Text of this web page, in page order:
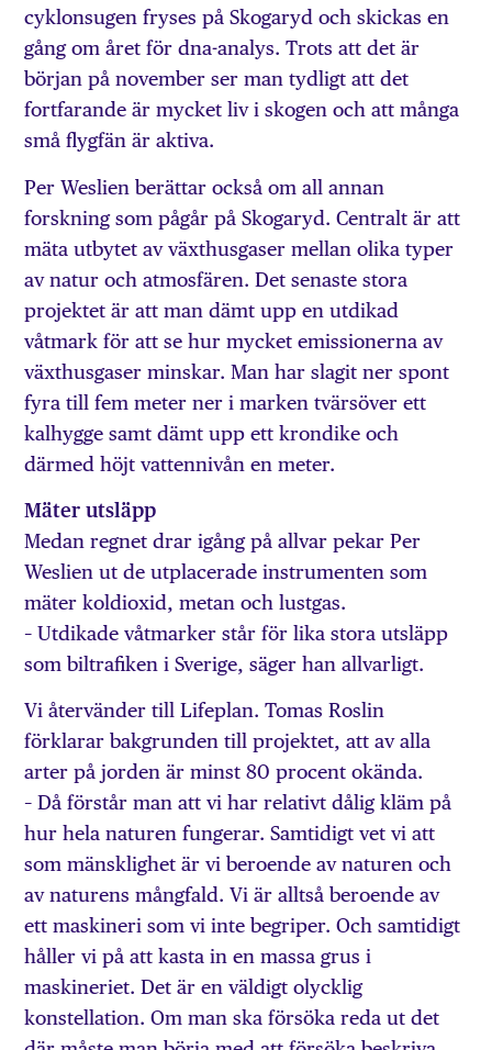
cyklonsugen fryses på Skogaryd och skickas en
gång om året för dna-analys. Trots att det är
början på november ser man tydligt att det
fortfarande är mycket liv i skogen och att många
små flygfän är aktiva.
Per Weslien berättar också om all annan
forskning som pågår på Skogaryd. Centralt är att
mäta utbytet av växthusgaser mellan olika typer
av natur och atmosfären. Det senaste stora
projektet är att man dämt upp en utdikad
våtmark för att se hur mycket emissionerna av
växthusgaser minskar. Man har slagit ner spont
fyra till fem meter ner i marken tvärsöver ett
kalhygge samt dämt upp ett krondike och
därmed höjt vattennivån en meter.
Mäter utsläpp
Medan regnet drar igång på allvar pekar Per
Weslien ut de utplacerade instrumenten som
mäter koldioxid, metan och lustgas.
– Utdikade våtmarker står för lika stora utsläpp
som biltrafiken i Sverige, säger han allvarligt.
Vi återvänder till Lifeplan. Tomas Roslin
förklarar bakgrunden till projektet, att av alla
arter på jorden är minst 80 procent okända.
– Då förstår man att vi har relativt dålig kläm på
hur hela naturen fungerar. Samtidigt vet vi att
som mänsklighet är vi beroende av naturen och
av naturens mångfald. Vi är alltså beroende av
ett maskineri som vi inte begriper. Och samtidigt
håller vi på att kasta in en massa grus i
maskineriet. Det är en väldigt olycklig
konstellation. Om man ska försöka reda ut det